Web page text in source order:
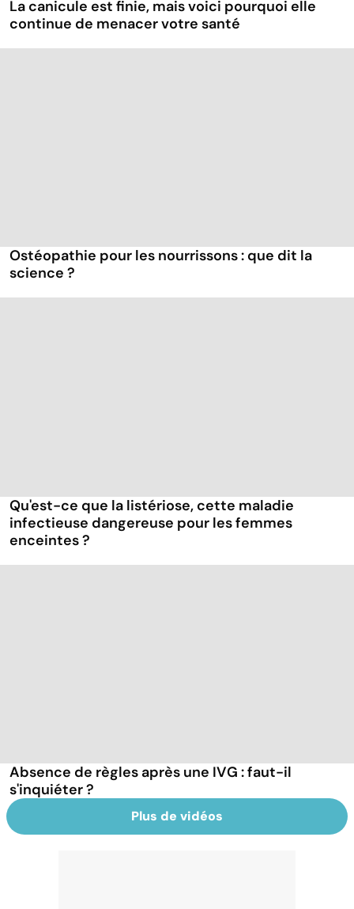
La canicule est finie, mais voici pourquoi elle
continue de menacer votre santé
Ostéopathie pour les nourrissons : que dit la
science ?
Qu'est-ce que la listériose, cette maladie
infectieuse dangereuse pour les femmes
enceintes ?
Absence de règles après une IVG : faut-il
s'inquiéter ?
Plus de vidéos